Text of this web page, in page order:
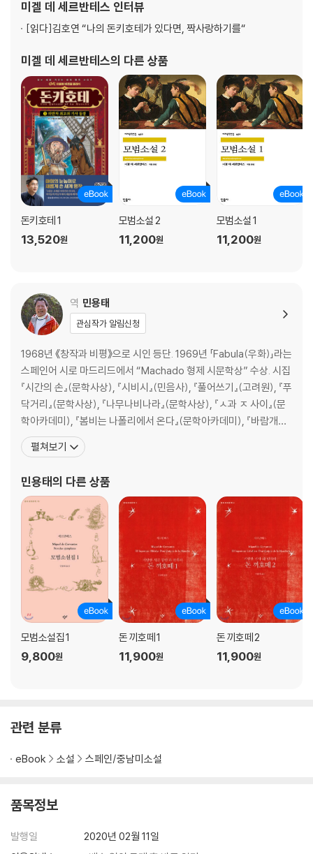
발간한 문집에 시 네 편을 수록한다. 이는 세르반테스의
미겔 데 세르반테스 인터뷰
[읽다]김호연 “나의 돈키호테가 있다면, 짝사랑하기를“
미겔 데 세르반테스의 다른 상품
돈키호테 1
13,520원
모범소설 2
11,200원
모범소설 1
11,200원
역 민용태
관심작가 알림신청
1968년 《창작과 비평》으로 시인 등단. 1969년 「Fabula(우화)」라는
스페인어 시로 마드리드에서 “Machado 형제 시문학상” 수상. 시집
『시간의 손』(문학사상), 『시비시』(민음사), 『풀어쓰기』(고려원), 『푸
닥거리』(문학사상), 『나무나비나라』(문학사상), 『ㅅ과 ㅈ 사이』(문
학아카데미), 『봄비는 나폴리에서 온다』(문학아카데미), 『바람개비
에는 의자가 없다』(천년의 시작), 『파도가 바다에게』(서정시학), 『하
늘 짊어질 무지개 하나』(문학아카데미). 스페인어 시집 : 『A cuerpo
펼쳐보기
민용태의 다른 상품
모범소설집 1
9,800원
돈 끼호떼 1
11,900원
돈 끼호떼 2
11,900원
관련 분류
eBook 소설 스페인/중남미소설
품목정보
발행일
2020년 02월 11일